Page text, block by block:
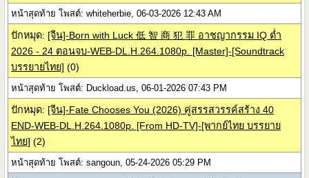
หน้าสุดท้าย โพสต์: whiteherbie, 06-03-2026 12:43 AM
ปักหมุด: [จีน]-Born with Luck 低 智 商 犯 罪 อาชญากรรม IQ ต่ำ
2026 - 24 ตอนจบ-WEB-DL.H.264.1080p. [Master]-[Soundtrack
บรรยายไทย] (0)
หน้าสุดท้าย โพสต์: Duckload.us, 06-01-2026 07:43 PM
ปักหมุด: [จีน]-Fate Chooses You (2026) คู่สรรสวรรค์สร้าง 40
END-WEB-DL.H.264.1080p. [From HD-TV]-[พากย์ไทย บรรยาย
ไทย] (2)
หน้าสุดท้าย โพสต์: sangoun, 05-24-2026 05:29 PM